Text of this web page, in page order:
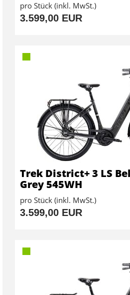
pro Stück (inkl. MwSt.)
3.599,00 EUR
Trek District+ 3 LS
Grey 545WH
pro Stück (inkl. MwSt.)
3.599,00 EUR